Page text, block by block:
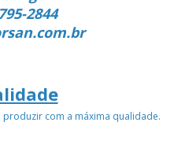
2844
com a máxima qualidade.